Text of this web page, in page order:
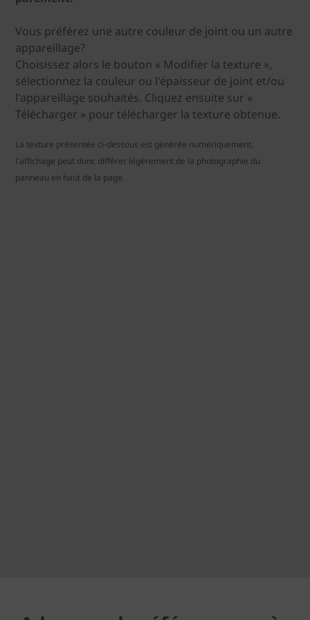
Vous préférez une autre couleur de joint ou un autre
appareillage?
Choisissez alors le bouton « Modifier la texture »,
sélectionnez la couleur ou l'épaisseur de joint et/ou
l'appareillage souhaités. Cliquez ensuite sur «
Télécharger » pour télécharger la texture obtenue.
La texture présentée ci-dessous est générée numériquement,
l'affichage peut donc différer légèrement de la photographie du
panneau en haut de la page.